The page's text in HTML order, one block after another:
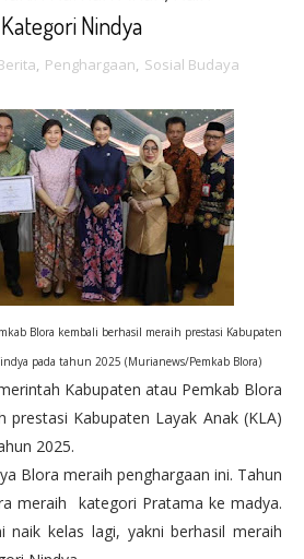
Nindya
, Penghargaan, Sosial Budaya
Blora kembali berhasil meraih prestasi Kabupaten
pada tahun 2025 (Murianews/Pemkab Blora)
Kabupaten atau Pemkab Blora
prestasi Kabupaten Layak Anak (KLA)
2025.
Blora meraih penghargaan ini. Tahun
meraih kategori Pratama ke madya.
kelas lagi, yakni berhasil meraih